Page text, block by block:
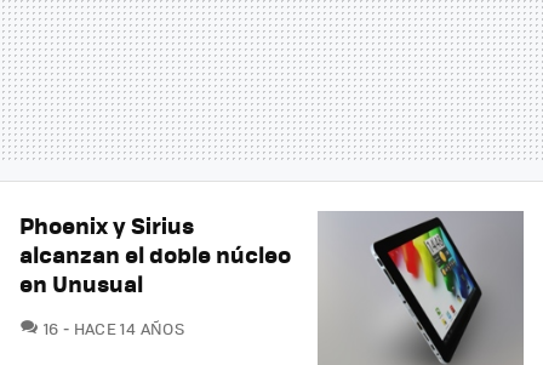
Phoenix y Sirius
alcanzan el doble núcleo
en Unusual
16 COMENTARIOS
HACE 14 AÑOS